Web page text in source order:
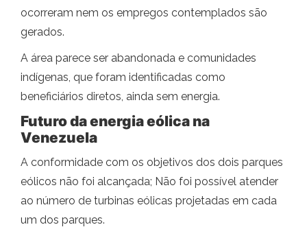
ocorreram nem os empregos contemplados são
gerados.
A área parece ser abandonada e comunidades
indígenas, que foram identificadas como
beneficiários diretos, ainda sem energia.
Futuro da energia eólica na
Venezuela
A conformidade com os objetivos dos dois parques
eólicos não foi alcançada; Não foi possível atender
ao número de turbinas eólicas projetadas em cada
um dos parques.